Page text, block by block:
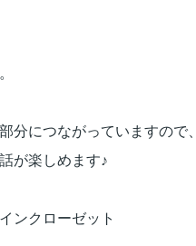
分につながっていますので、
が楽しめます♪
ンクローゼット